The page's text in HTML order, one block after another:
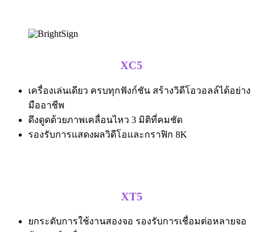
XC5
เครื่องเล่นเดียว ครบทุกฟังก์ชัน สร้างวิดีโอวอลล์ได้อย่าง
มืออาชีพ
ดึงดูดด้วยภาพเคลื่อนไหว 3 มิติที่คมชัด
รองรับการแสดงผลวิดีโอและกราฟิก 8K
XT5
ยกระดับการใช้งานสองจอ รองรับการเชื่อมต่อหลายจอ